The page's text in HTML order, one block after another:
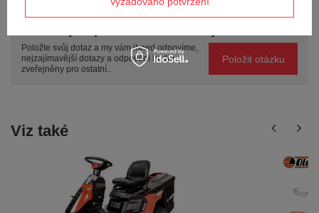
Položte svůj dotaz a my vám ihned odpovíme,
nejzajímavější dotazy a odpovědi budou
zveřejněny pro ostatní..
Položit otázku
Viz také